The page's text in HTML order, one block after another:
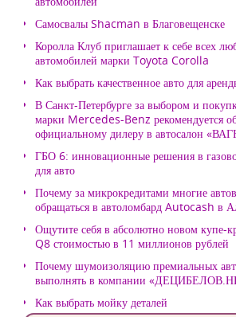
Самосвалы Shacman в Благовещенске
Королла Клуб приглашает к себе всех
автомобилей марки Toyota Corolla
Как выбрать качественное авто для
В Санкт-Петербурге за выбором и
марки Mercedes-Benz рекомендуется
официальному дилеру в автосалон
ГБО 6: инновационные решения в
для авто
Почему за микрокредитами многие
обращаться в автоломбард Autocash в
Ощутите себя в абсолютно новом купе-
Q8 стоимостью в 11 миллионов рублей
Почему шумоизоляцию премиальных
выполнять в компании
Как выбрать мойку деталей